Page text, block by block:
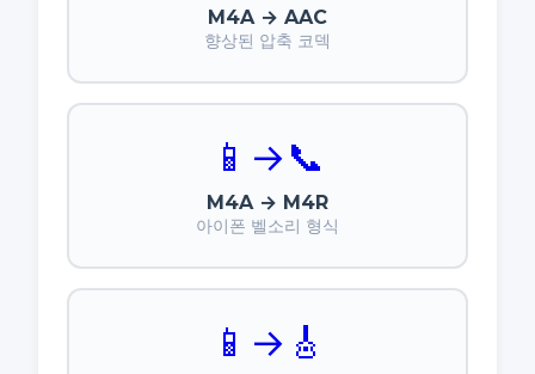
M4A → AAC
향상된 압축 코덱
📱 →📞
M4A → M4R
아이폰 벨소리 형식
📱 → 🎸